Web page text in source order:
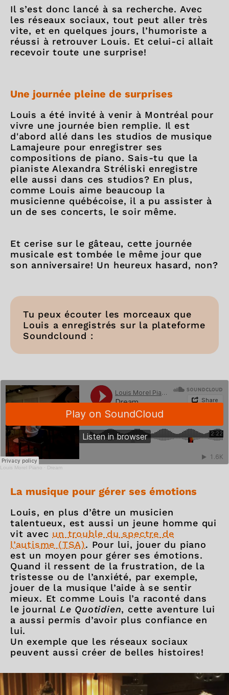
Il s’est donc lancé à sa recherche. Avec
les réseaux sociaux, tout peut aller très
vite, et en quelques jours, l’humoriste a
réussi à retrouver Louis. Et celui-ci allait
recevoir toute une surprise!
Une journée pleine de surprises
Louis a été invité à venir à Montréal pour
vivre une journée bien remplie. Il est
d'abord allé dans les studios de musique
Lamajeure pour enregistrer ses
compositions de piano. Sais-tu que la
pianiste Alexandra Stréliski enregistre
elle aussi dans ces studios? En plus,
comme Louis aime beaucoup la
musicienne québécoise, il a pu assister à
un de ses concerts, le soir même.
Et cerise sur le gâteau, cette journée
musicale est tombée le même jour que
son anniversaire! Un heureux hasard, non?
Tu peux écouter les morceaux que
Louis a enregistrés sur la plateforme
Soundclound :
Louis Morel Piano · Dream
La musique pour gérer ses émotions
Louis, en plus d’être un musicien
talentueux, est aussi un jeune homme qui
vit avec un trouble du spectre de
l’autisme (TSA). Pour lui, jouer du piano
est un moyen pour gérer ses émotions.
Quand il ressent de la frustration, de la
tristesse ou de l’anxiété, par exemple,
jouer de la musique l’aide à se sentir
mieux. Et comme Louis l’a raconté dans
le journal Le Quotidien, cette aventure lui
a aussi permis d’avoir plus confiance en
lui.
Un exemple que les réseaux sociaux
peuvent aussi créer de belles histoires!